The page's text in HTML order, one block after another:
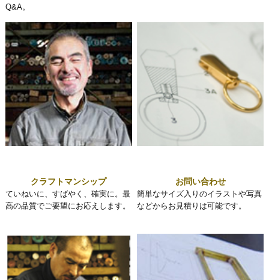
Q&A。
クラフトマンシップ
ていねいに、すばやく、確実に。最
高の品質でご要望にお応えします。
お問い合わせ
簡単なサイズ入りのイラストや写真
などからお見積りは可能です。